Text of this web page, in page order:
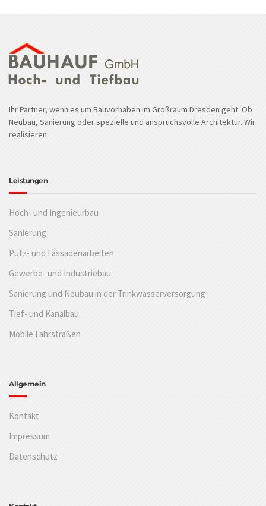
Ihr Partner, wenn es um Bauvorhaben im Großraum Dresden geht. Ob
Neubau, Sanierung oder spezielle und anspruchsvolle Architektur. Wir
realisieren.
Leistungen
Hoch- und Ingenieurbau
Sanierung
Putz- und Fassadenarbeiten
Gewerbe- und Industriebau
Sanierung und Neubau in der Trinkwasserversorgung
Tief- und Kanalbau
Mobile Fahrstraßen
Allgemein
Kontakt
Impressum
Datenschutz